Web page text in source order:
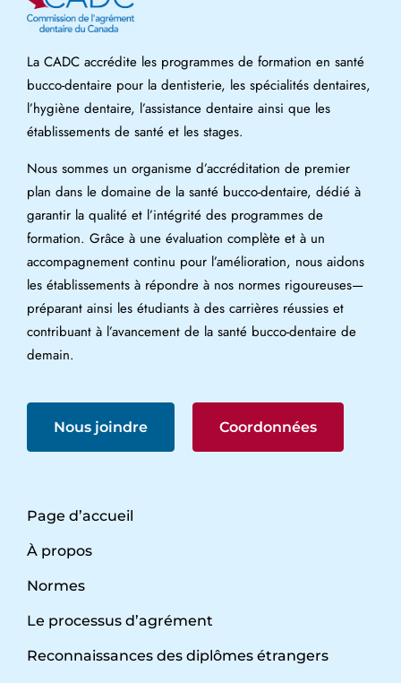
La CADC accrédite les programmes de formation en santé
bucco-dentaire pour la dentisterie, les spécialités dentaires,
l’hygiène dentaire, l’assistance dentaire ainsi que les
établissements de santé et les stages.
Nous sommes un organisme d’accréditation de premier
plan dans le domaine de la santé bucco-dentaire, dédié à
garantir la qualité et l’intégrité des programmes de
formation. Grâce à une évaluation complète et à un
accompagnement continu pour l’amélioration, nous aidons
les établissements à répondre à nos normes rigoureuses—
préparant ainsi les étudiants à des carrières réussies et
contribuant à l’avancement de la santé bucco-dentaire de
demain.
Nous joindre Coordonnées
Page d’accueil
À propos
Normes
Le processus d’agrément
Reconnaissances des diplômes étrangers